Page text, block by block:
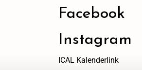
Facebook
Instagram
ICAL Kalenderlink